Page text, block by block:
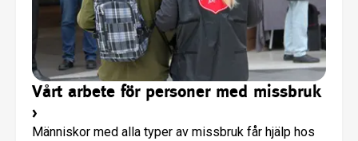
Vårt arbete för personer med missbruk
›
Människor med alla typer av missbruk får hjälp hos